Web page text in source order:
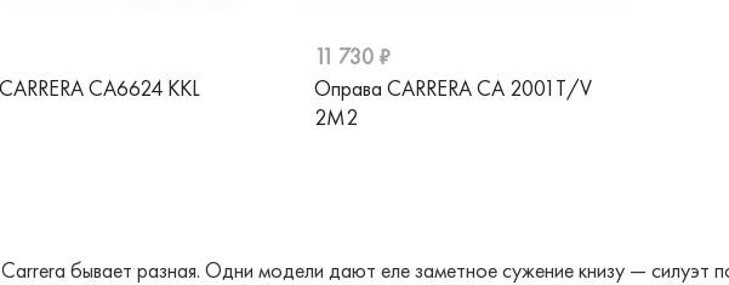
CA6624 KKL
11 730 ₽
Оправа CARRERA CA 2001T/V
2M2
бывает разная. Одни модели дают еле заметное сужение книзу — силуэт